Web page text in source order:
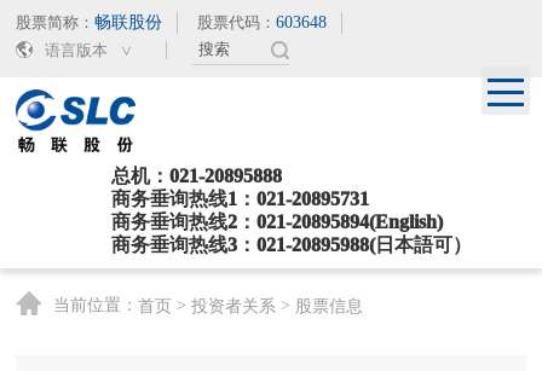
股票简称：畅联股份 股票代码：603648
语言版本
总机：021-20895888
商务垂询热线1：021-20895731
商务垂询热线2：021-20895894(English)
商务垂询热线3：021-20895988(日本語可）
当前位置：首页 >投资者关系 > 股票信息